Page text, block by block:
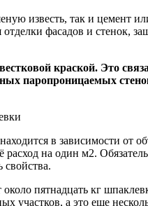
известь, так и цемент
фасадов и стенок,
краской. Это
паропроницаемых
в зависимости от
на один м2.
свойства.
пятнадцать кг
участков, а это еще